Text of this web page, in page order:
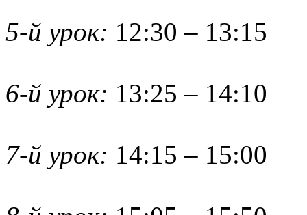
5-й урок: 12:30 – 13:15
6-й урок: 13:25 – 14:10
7-й урок: 14:15 – 15:00